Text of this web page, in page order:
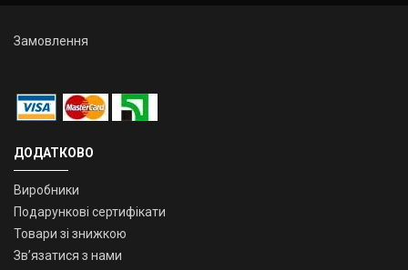
Замовлення
ДОДАТКОВО
Виробники
Подарункові сертифікати
Товари зі знижкою
Зв’язатися з нами